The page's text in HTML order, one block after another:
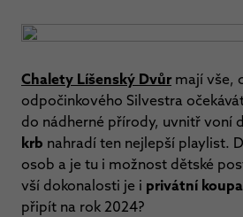
Chalety Líšenský Dvůr mají vše,
odpočinkového Silvestra
do nádherné přírody, uvnitř voní
krb nahradí ten nejlepší playlist.
osob a je tu i možnost dětské
vší dokonalosti je i privátní
připít na rok 2024?